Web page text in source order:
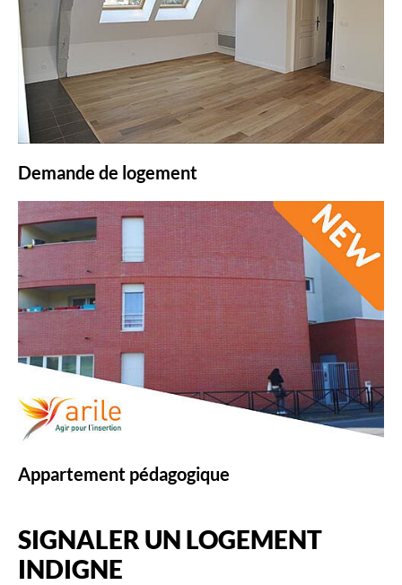
Demande de logement
Appartement pédagogique
SIGNALER UN LOGEMENT
INDIGNE